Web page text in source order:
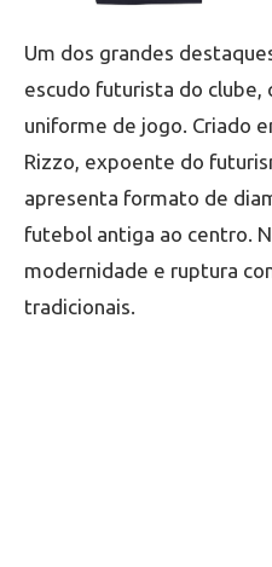
Um dos grandes
escudo futurista do clube,
uniforme de jogo. Criado
Rizzo, expoente do
apresenta formato de
futebol antiga ao centro.
modernidade e ruptura
tradicionais.